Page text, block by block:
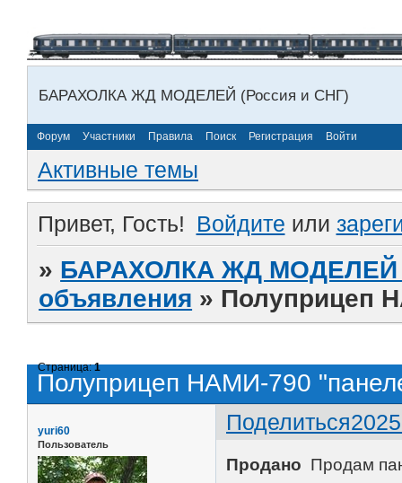
БАРАХОЛКА ЖД МОДЕЛЕЙ (Россия и СНГ)
Форум Участники Правила Поиск Регистрация Войти
Активные темы
Привет, Гость! Войдите или
» БАРАХОЛКА ЖД МОДЕЛЕЙ
объявления » Полуприцеп
Полуприцеп НАМИ-790
Страница:1
Поделиться
yuri60
Пользователь
Продано Продам